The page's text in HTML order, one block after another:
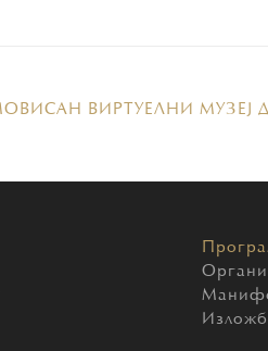
ВИРТУЕЛНИ МУЗЕЈ